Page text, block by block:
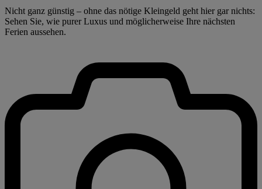
Nicht ganz günstig – ohne das nötige Kleingeld geht hier gar nichts:
Sehen Sie, wie purer Luxus und möglicherweise Ihre nächsten
Ferien aussehen.